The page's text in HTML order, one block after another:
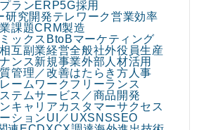
ランERP5G採用
研究開発テレワーク営業効率
課題CRM製造
ックス BtoBマーケティング
相互副業経営全般社外役員生産
ンス新規事業外部人材活用
管理／改善はたらき方 人事
ームワークフリーランス
テムサービス／商品開発
キャリア カスタマーサクセス
ションUI／UXSNSSEO